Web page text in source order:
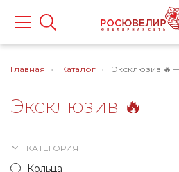
Главная Каталог Эксклюзив 🔥
Эксклюзив 🔥
КАТЕГОРИЯ
Кольца